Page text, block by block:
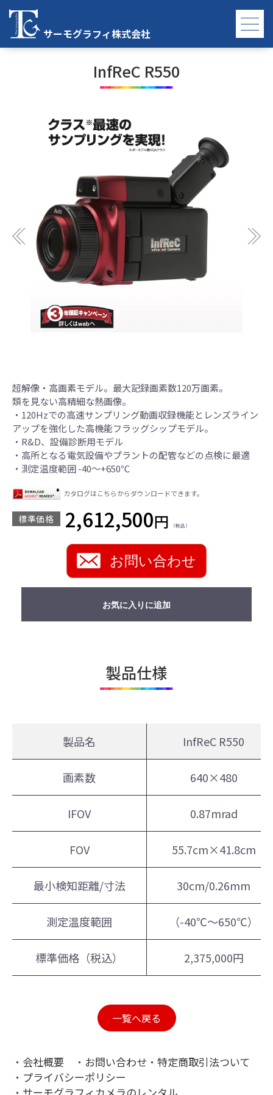
サーモグラフィ株式会社
TOP
InfReC R550
超解像・高画素モデル。最大記録画素数120万画素。
類を見ない高精細な熱画像。
・120Hzでの高速サンプリング動画収録機能とレンズライン
アップを強化した高機能フラッグシップモデル。
・R&D、設備診断用モデル
・高所となる電気設備やプラントの配管などの点検に最適
・測定温度範囲 -40～+650℃
カタログはこちらからダウンロードできます。
標準価格 2,612,500円 （税込）
お問い合わせ
お気に入りに追加
製品仕様
製品名 InfReC R550
画素数 640×480
IFOV 0.87mrad
FOV 55.7cm×41.8cm
最小検知距離/寸法 30cm/0.26mm
測定温度範囲 （-40℃～650℃）
標準価格（税込） 2,375,000円
一覧へ戻る
会社概要 お問い合わせ
特定商取引法ついて
プライバシーポリシー